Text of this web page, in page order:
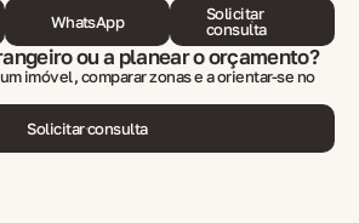
WhatsApp
Solicitar
consulta
ou a planear o orçamento?
imóvel, comparar zonas e a orientar-se no
Solicitar consulta